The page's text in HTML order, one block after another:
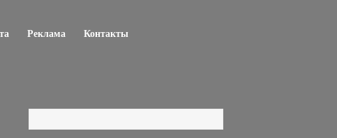
Реклама Контакты
Форма поиска